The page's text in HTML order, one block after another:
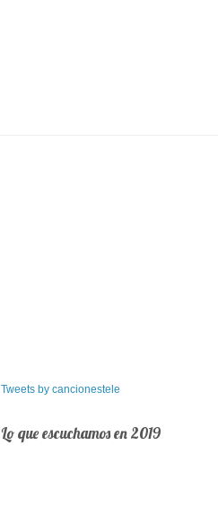
Tweets by cancionestele
Lo que escuchamos en 2019